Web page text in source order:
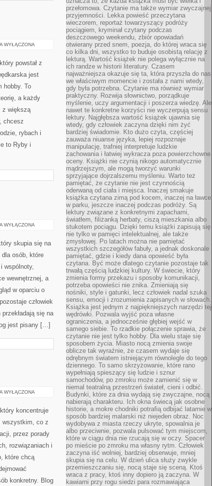
WYŁĄCZONA
powstał z
jest
hobby. To
a każdy
z większą
chcesz
rybach i
to Ryby i
WYŁĄCZONA
skupia się na
osób, które
wspólnoty,
wewnętrznej, a
w oparciu o
człowiek
się na
jest pisany […]
WYŁĄCZONA
koncentruje
wszystkim, co z
przez porady
rozwiązaniach i
które chcą
konkretny. Blog
przełomowa. Czytanie ma także wymiar zwyczajnej
przyjemności. Lekka powieść przeczytana
wieczorem, reportaż towarzyszący podróży
pociągiem, kryminał czytany podczas
deszczowego weekendu, zbiór opowiadań
otwierany przed snem, poezja, do której wraca się
co kilka dni, wszystko to buduje osobistą relację z
lekturą. Wartość książek nie polega wyłącznie na
ich randze w historii literatury. Czasem
najważniejsza okazuje się ta, która przyszła do nas
we właściwym momencie i została z nami wtedy,
gdy była potrzebna. Czytanie ma również wymiar
praktyczny. Rozwija słownictwo, porządkuje
myślenie, uczy argumentacji i poszerza wiedzę. Ale
nawet te konkretne korzyści nie wyczerpują sensu
lektury. Najgłębsza wartość książek ujawnia się
wtedy, gdy człowiek zaczyna dzięki nim żyć
bardziej świadomie. Kto dużo czyta, częściej
zauważa niuanse języka, lepiej rozpoznaje
manipulację, trafniej interpretuje ludzkie
zachowania i łatwiej wykracza poza powierzchowne
oceny. Książki nie czynią nikogo automatycznie
mądrzejszym, ale mogą tworzyć warunki
sprzyjające dojrzalszemu myśleniu. Warto też
pamiętać, że czytanie nie jest czynnością
oderwaną od ciała i miejsca. Inaczej smakuje
książka czytana zimą pod kocem, inaczej na ławce
w parku, jeszcze inaczej podczas podróży. Są
lektury związane z konkretnymi zapachami,
światłem, filiżanką herbaty, ciszą mieszkania albo
stukotem pociągu. Dzięki temu książki zapisują się
nie tylko w pamięci intelektualnej, ale także
zmysłowej. Po latach można nie pamiętać
wszystkich szczegółów fabuły, a jednak doskonale
pamiętać, gdzie i kiedy dana opowieść była
czytana. Być może dlatego czytanie pozostaje tak
trwałą częścią ludzkiej kultury. W świecie, który
zmienia formy przekazu i sposoby komunikacji,
potrzeba opowieści nie znika. Zmieniają się
nośniki, style i gatunki, lecz człowiek nadal szuka
sensu, emocji i zrozumienia zapisanych w słowach.
Książka jest jednym z najpiękniejszych narzędzi tej
wędrówki. Pozwala wyjść poza własne
ograniczenia, a jednocześnie głębiej wejść w
samego siebie. To rzadkie połączenie sprawia, że
czytanie nie jest tylko hobby. Dla wielu staje się
sposobem życia. Miasto nocą zmienia swoje
oblicze tak wyraźnie, że czasem wydaje się
odrębnym światem istniejącym równolegle do tego
dziennego. To samo skrzyżowanie, które rano
wypełniają spieszący się ludzie i sznur
samochodów, po zmroku może zamienić się w
niemal teatralną przestrzeń świateł, cieni i odbić.
Budynki, które za dnia wydają się zwyczajne, nocą
nabierają charakteru. Ich okna świecą jak osobne
historie, a mokre chodniki potrafią odbijać latarnie w
sposób bardziej malarski niż niejeden obraz. Noc
wydobywa z miasta rzeczy ukryte, spowalnia je
albo przeciwnie, pozwala pulsować tym miejscom,
które w ciągu dnia nie rzucają się w oczy. Spacer
po mieście po zmroku ma własny rytm. Człowiek
zaczyna iść wolniej, bardziej obserwuje, mniej
skupia się na celu. W dzień ulica służy zwykle
przemieszczaniu się, nocą staje się sceną. Ktoś
wraca z pracy, ktoś inny dopiero ją zaczyna. W
kawiarni przy rogu siedzi para rozmawiająca